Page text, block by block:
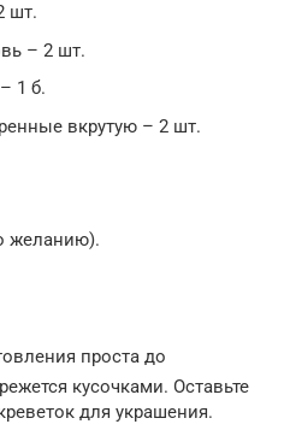
шт.
– 2 шт.
1 б.
вкрутую – 2 шт.
желанию).
проста до
кусочками. Оставьте
для украшения.